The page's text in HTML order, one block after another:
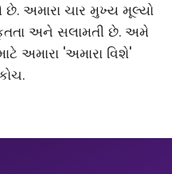
અમારા ચાર મુખ્ય મૂલ્યો
અને સલામતી છે. અમે
અમારા 'અમારા વિશે'